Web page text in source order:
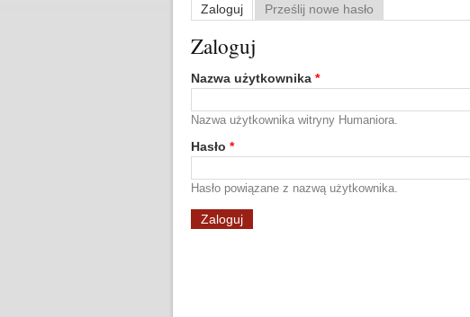
Karty podstawowe
Zaloguj (aktywna karta)
Prześlij nowe hasło
Zaloguj
Nazwa użytkownika *
Nazwa użytkownika witryny Humaniora.
Hasło *
Hasło powiązane z nazwą użytkownika.